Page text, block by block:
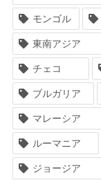
モンゴル
東南アジア
チェコ
ブルガリア
マレーシア
ルーマニア
ジョージア